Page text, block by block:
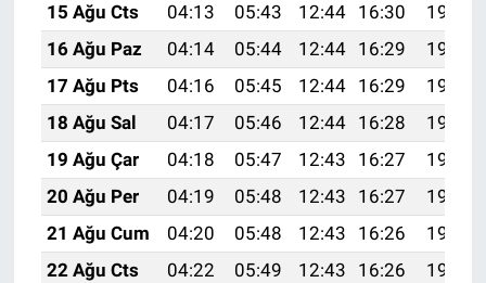
15 Ağu Cts
04:13 05:43 12:44 16:30
19:35
16 Ağu Paz
04:14 05:44 12:44 16:29
19:34
17 Ağu Pts
04:16 05:45 12:44 16:29
19:33
18 Ağu Sal
04:17 05:46 12:44 16:28
19:31
19 Ağu Çar
04:18 05:47 12:43 16:27
19:30
20 Ağu Per
04:19 05:48 12:43 16:27
19:29
21 Ağu Cum
04:20 05:48 12:43 16:26
19:28
22 Ağu Cts
04:22 05:49 12:43 16:26
19:26